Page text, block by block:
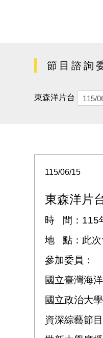
節目諮詢
東森洋片台
115/06/15
東森洋片
時 間： 115
地
點：此
參加委員：
國立臺灣海
國立政治大
資深綜藝節